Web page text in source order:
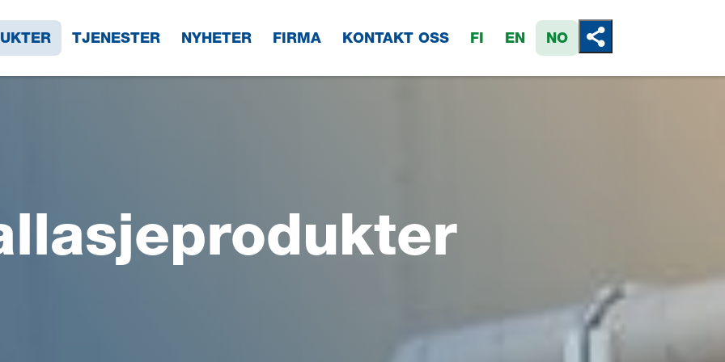
TJENESTER NYHETER FIRMA KONTAKT OSS FI EN NO Jaa tämä sivu